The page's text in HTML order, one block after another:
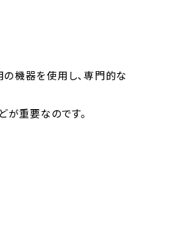
機器を使用し、専門的な
が重要なのです。